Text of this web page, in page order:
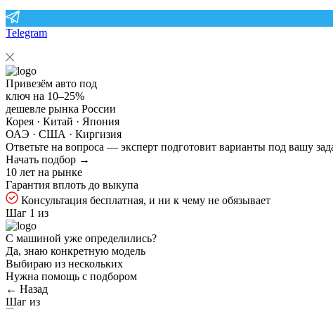
Telegram
Привезём авто под
ключ на 10–25%
дешевле рынка России
Корея · Китай · Япония
ОАЭ · США · Киргизия
Ответьте на вопроса — эксперт подготовит варианты под вашу
Начать подбор →
10 лет на рынке
Гарантия вплоть до выкупа
Консультация бесплатная, и ни к чему не обязывает
Шаг 1 из
С машиной уже определились?
Да, знаю конкретную модель
Выбираю из нескольких
Нужна помощь с подбором
← Назад
Шаг из